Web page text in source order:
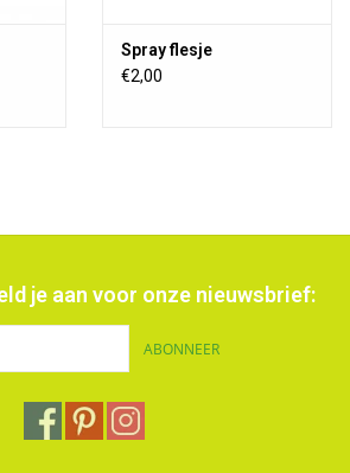
Spray flesje
€2,00
je aan voor onze nieuwsbrief:
ABONNEER